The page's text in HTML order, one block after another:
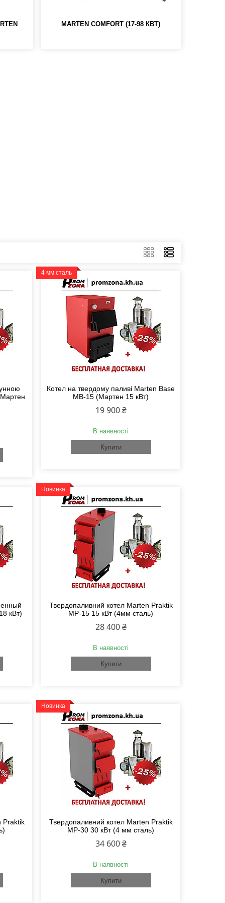
MARTEN COMFORT (17-98 КВТ)
4 мм сталь
Котел на твердому паливі Marten Base
MB-15 (Мартен 15 кВт)
19 900 ₴
В наявності
Купити
кВт)
Новинка
Твердопаливний котел Marten Praktik
MP-15 15 кВт (4мм сталь)
28 400 ₴
В наявності
Купити
Praktik
Новинка
Твердопаливний котел Marten Praktik
MP-30 30 кВт (4 мм сталь)
34 600 ₴
В наявності
Купити